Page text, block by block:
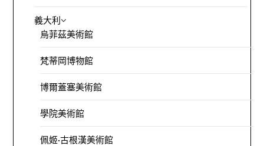
義大利
烏菲茲美術館
梵蒂岡博物館
博爾蓋塞美術館
學院美術館
佩姬·古根漢美術館